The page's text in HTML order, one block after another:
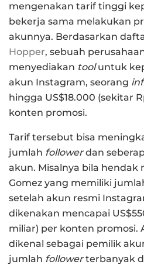
mengenakan tarif tinggi
bekerja sama melakukan
akunnya. Berdasarkan
Hopper, sebuah
menyediakan tooluntuk
akun Instagram, seorang
hingga US$18.000 (sekitar
konten promosi.
Tarif tersebut bisa
jumlah followerdan
akun. Misalnya bila hendak
Gomez yang memiliki
setelah akun resmi
dikenakan mencapai
miliar) per konten promosi.
dikenal sebagai pemilik
jumlah followerterbanyak